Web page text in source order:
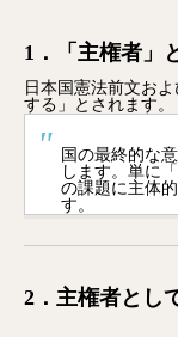
1．「主権者」
日本国憲法前文お
する」とされます。
国の最終的な
します。単に
の課題に主体
す。
2．主権者とし